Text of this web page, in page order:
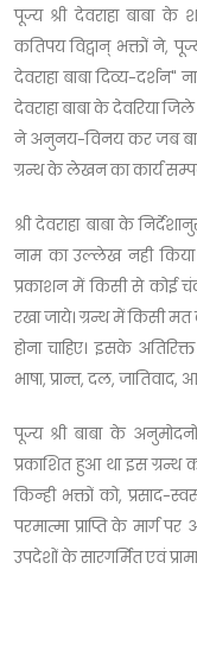
पूज्य श्री देवराहा बाबा
कतिपय विद्वान् भक्तों ने,
देवराहा बाबा दिव्य-दर्शन"
देवराहा बाबा के देवरिया
ने अनुनय-विनय कर जब
ग्रन्थ के लेखन का कार्य
श्री देवराहा बाबा के
नाम का उल्लेख नही किया
प्रकाशन में किसी से कोई
रखा जाये। ग्रन्थ में किसी
होना चाहिए। इसके
भाषा, प्रान्त, दल, जातिवाद,
पूज्य श्री बाबा के
प्रकाशित हुआ था इस ग्रन्थ
किन्ही भक्तों को, प्रसाद-
परमात्मा प्राप्ति के मार्ग
उपदेशों के सारगर्मित एवं